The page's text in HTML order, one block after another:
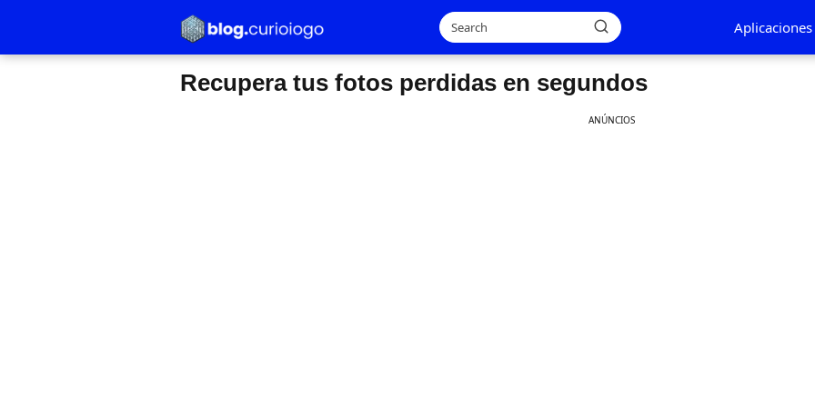
Aplicaciones
Recupera tus fotos perdidas en segundos
ANÚNCIOS